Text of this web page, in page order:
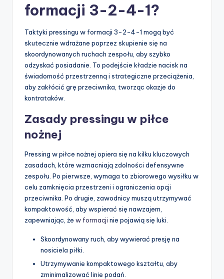
formacji 3-2-4-1?
Taktyki pressingu w formacji 3-2-4-1 mogą być
skutecznie wdrażane poprzez skupienie się na
skoordynowanych ruchach zespołu, aby szybko
odzyskać posiadanie. To podejście kładzie nacisk na
świadomość przestrzenną i strategiczne przeciążenia,
aby zakłócić grę przeciwnika, tworząc okazje do
kontrataków.
Zasady pressingu w piłce
nożnej
Pressing w piłce nożnej opiera się na kilku kluczowych
zasadach, które wzmacniają zdolności defensywne
zespołu. Po pierwsze, wymaga to zbiorowego wysiłku w
celu zamknięcia przestrzeni i ograniczenia opcji
przeciwnika. Po drugie, zawodnicy muszą utrzymywać
kompaktowość, aby wspierać się nawzajem,
zapewniając, że w formacji nie pojawią się luki.
Skoordynowany ruch, aby wywierać presję na
nosiciela piłki.
Utrzymywanie kompaktowego kształtu, aby
zminimalizować linie podań.